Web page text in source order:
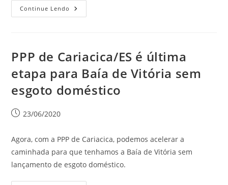
Continue Lendo
PPP de Cariacica/ES é última
etapa para Baía de Vitória sem
esgoto doméstico
23/06/2020
Agora, com a PPP de Cariacica, podemos acelerar a
caminhada para que tenhamos a Baía de Vitória sem
lançamento de esgoto doméstico.